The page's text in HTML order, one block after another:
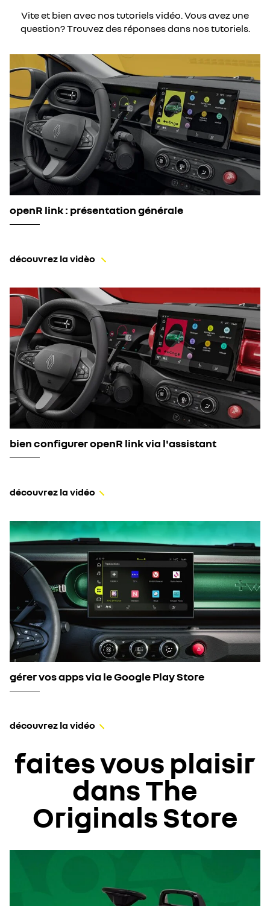
Vite et bien avec nos tutoriels vidéo. Vous avez une
question? Trouvez des réponses dans nos tutoriels.
openR link : présentation générale
découvrez la vidèo
bien configurer openR link via l'assistant
découvrez la vidéo
gérer vos apps via le Google Play Store
découvrez la vidéo
faites vous plaisir
dans The
Originals Store​